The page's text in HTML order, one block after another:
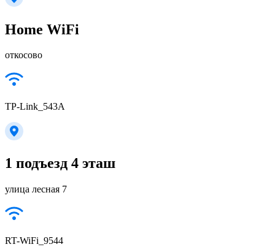
Home WiFi
откосово
TP-Link_543A
1 подъезд 4 эташ
улица лесная 7
RT-WiFi_9544